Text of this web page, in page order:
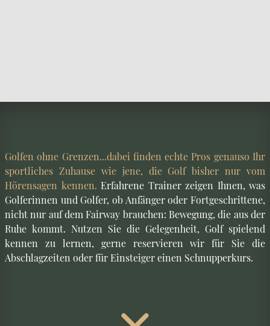
Golfen ohne Grenzen...dabei finden echte Pros genauso Ihr
sportliches Zuhause wie jene, die Golf bisher nur vom
Hörensagen kennen. Erfahrene Trainer zeigen Ihnen, was
Golferinnen und Golfer, ob Anfänger oder Fortgeschrittene,
nicht nur auf dem Fairway brauchen: Bewegung, die aus der
Ruhe kommt. Nutzen Sie die Gelegenheit, Golf spielend
kennen zu lernen, gerne reservieren wir für Sie die
Abschlagzeiten oder für Einsteiger einen Schnupperkurs.